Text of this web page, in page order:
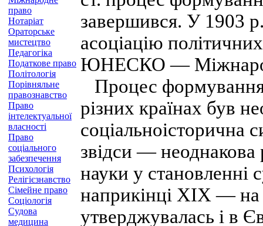
право
Нотаріат
Ораторське
мистецтво
Педагогіка
Податкове право
Політологія
Порівняльне
правознавство
Право
інтелектуальної
власності
Право
соціального
забезпечення
Психологія
Релігієзнавство
Сімейне право
Соціологія
Судова
медицина
завершився. У 1903
асоціацію
ЮНЕСКО —
Процес формування
різних країнах був
соціальноісторична
звідси — неоднакова
науки у становленні
наприкінці XIX — на
утверджувалась і в